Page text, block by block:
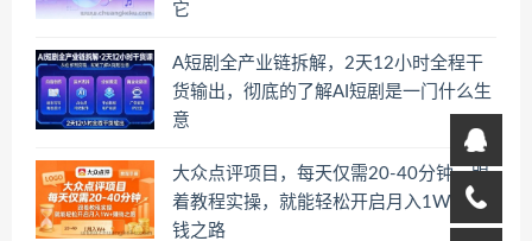
它
A短剧全产业链拆解，2天12小时全程干
货输出，彻底的了解AI短剧是一门什么生
意
大众点评项目，每天仅需20-40分钟，跟
着教程实操，就能轻松开启月入1W+賺
钱之路